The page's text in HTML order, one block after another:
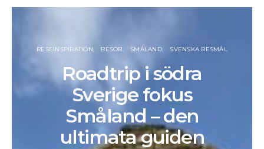
RESEINSPIRATION RESOR SMÅLAND SVENSKA RESMÅL
Roadtrip i södra
Sverige fokus
Småland – den
ultimata guiden